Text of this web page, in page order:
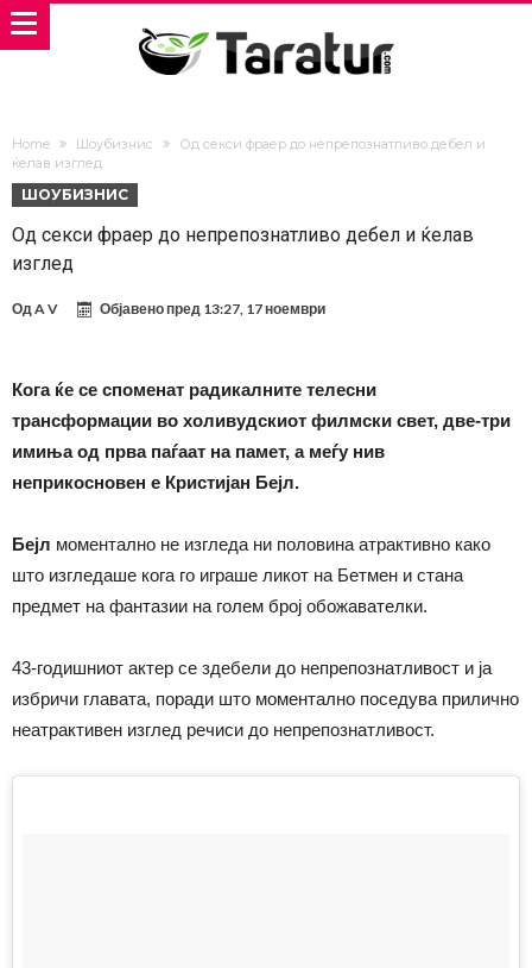
Home Шоубизнис
Од секси фраер до непрепознатливо дебел и
ќелав изглед
ШОУБИЗНИС
Од секси фраер до непрепознатливо дебел и ќелав
изглед
ОдA V Објавено пред 13:27, 17 ноември
Кога ќе се споменат радикалните телесни
трансформации во холивудскиот филмски свет, две-три
имиња од прва паѓаат на памет, а меѓу нив
неприкосновен е Кристијан Бејл.
Бејл моментално не изгледа ни половина атрактивно како
што изгледаше кога го играше ликот на Бетмен и стана
предмет на фантазии на голем број обожавателки.
43-годишниот актер се здебели до непрепознатливост и ја
избричи главата, поради што моментално поседува прилично
неатрактивен изглед речиси до непрепознатливост.